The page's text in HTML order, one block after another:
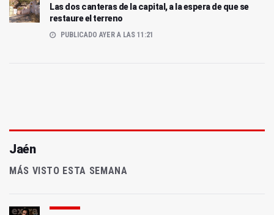
Las dos canteras de la capital, a la espera de que se
restaure el terreno
PUBLICADO AYER A LAS 11:21
Jaén
MÁS VISTO ESTA SEMANA